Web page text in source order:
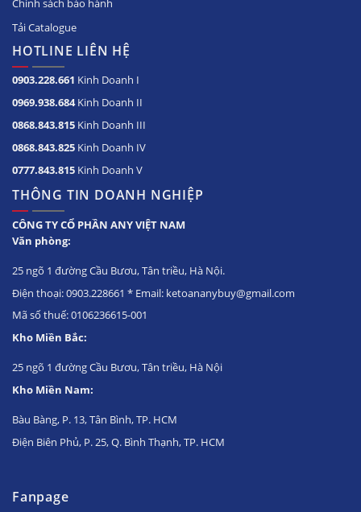
Chinh sách bảo hành
Tải Catalogue
HOTLINE LIÊN HỆ
0903.228.661 Kinh Doanh I
0969.938.684Kinh Doanh II
0868.843.815 Kinh Doanh III
0868.843.825 Kinh Doanh IV
0777.843.815 Kinh Doanh V
THÔNG TIN DOANH NGHIỆP
CÔNG TY CỔ PHẦN ANY VIỆT NAM
Văn phòng:
25 ngõ 1 đường Cầu Bươu, Tân triều, Hà Nội.
Điện thoại: 0903.228661 * Email: ketoananybuy@gmail.com
Mã số thuế: 0106236615-001
Kho Miền Bắc:
25 ngõ 1 đường Cầu Bươu, Tân triều, Hà Nội
Kho Miền Nam:
Bàu Bàng, P. 13, Tân Bình, TP. HCM
Điện Biên Phủ, P. 25, Q. Bình Thạnh, TP. HCM
Fanpage